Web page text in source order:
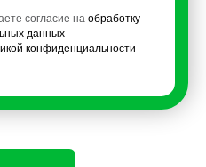
согласие на обработку
данных
конфиденциальности